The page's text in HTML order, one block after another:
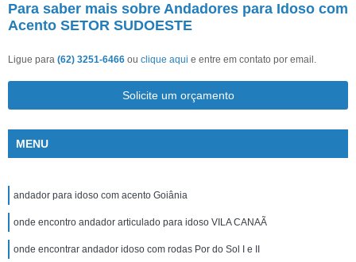
Para saber mais sobre Andadores para Idoso com
Acento SETOR SUDOESTE
Ligue para (62) 3251-6466 ou clique aqui e entre em contato por email.
Solicite um orçamento
MENU
andador para idoso com acento Goiânia
onde encontro andador articulado para idoso VILA CANAÃ
onde encontrar andador idoso com rodas Por do Sol I e II